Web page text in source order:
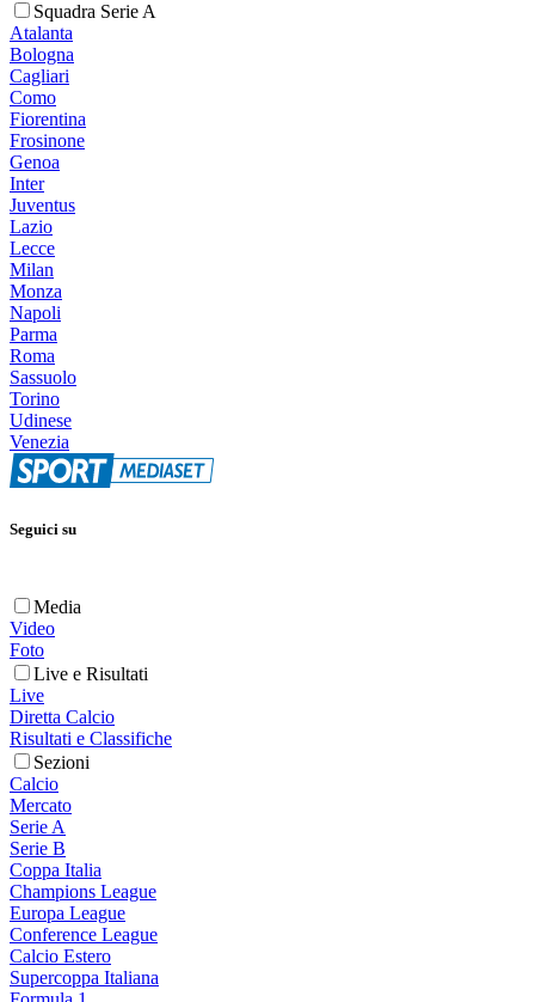
Squadra Serie A
Atalanta
Bologna
Cagliari
Como
Fiorentina
Frosinone
Genoa
Inter
Juventus
Lazio
Lecce
Milan
Monza
Napoli
Parma
Roma
Sassuolo
Torino
Udinese
Venezia
Seguici su
Media
Video
Foto
Live e Risultati
Live
Diretta Calcio
Risultati e Classifiche
Sezioni
Calcio
Mercato
Serie A
Serie B
Coppa Italia
Champions League
Europa League
Conference League
Calcio Estero
Supercoppa Italiana